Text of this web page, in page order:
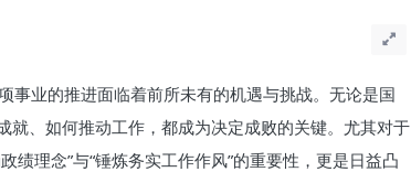
事业的推进面临着前所未有的机遇与挑战。无论是国
、如何推动工作，都成为决定成败的关键。尤其对于
绩理念”与“锤炼务实工作作风”的重要性，更是日益凸